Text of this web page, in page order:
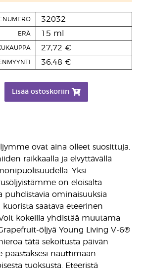
ovat aina olleet suosittuja.
raikkaalla ja elvyttävällä
Yksi
on eloisalta
puhdistavia ominaisuuksia
saatava eteerinen
kokeilla yhdistää muutama
öljyä Young Living V-6®
tätä sekoitusta päivän
päästäksesi nauttimaan
tuoksusta. Eteeristä
32032
ERÄ 15 ml
27,72 €
36,48 €
Lisää ostoskoriin